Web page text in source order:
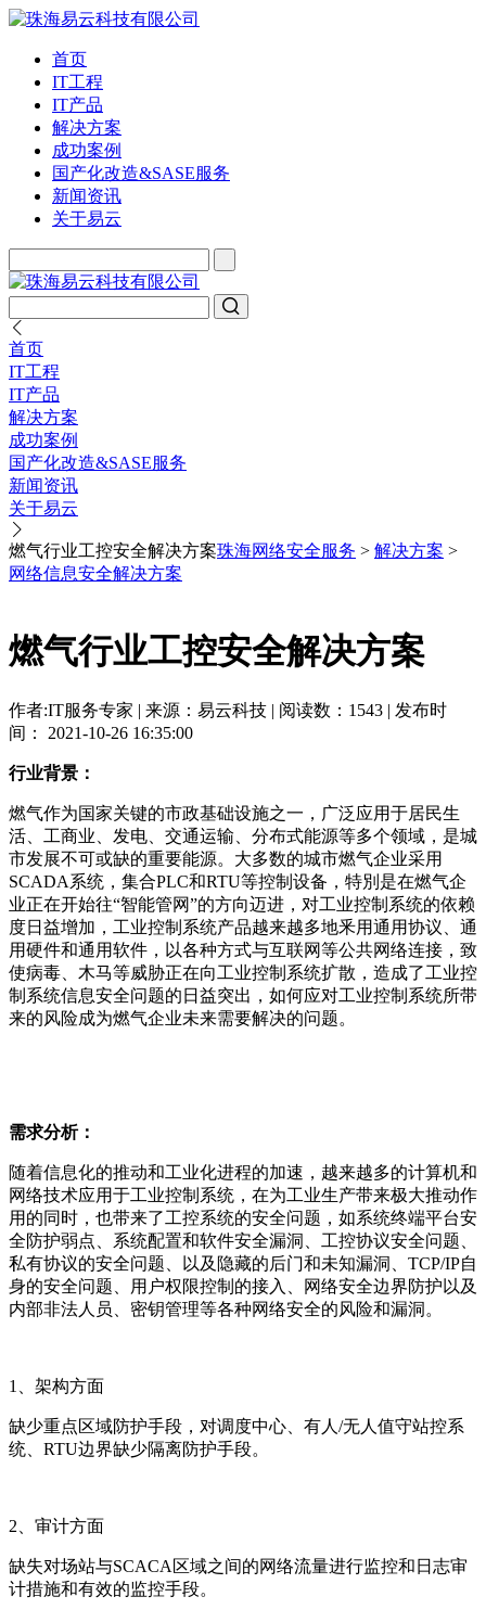
首页
IT工程
IT产品
解决方案
成功案例
国产化改造&SASE服务
新闻资讯
关于易云
首页
IT工程
IT产品
解决方案
成功案例
国产化改造&SASE服务
新闻资讯
关于易云
燃气行业工控安全解决方案珠海网络安全服务 > 解决方案 >
网络信息安全解决方案
燃气行业工控安全解决方案
作者:IT服务专家 | 来源：易云科技 | 阅读数：1543 | 发布时
间： 2021-10-26 16:35:00
行业背景：
燃气作为国家关键的市政基础设施之一，广泛应用于居民生
活、工商业、发电、交通运输、分布式能源等多个领域，是城
市发展不可或缺的重要能源。大多数的城市燃气企业采用
SCADA系统，集合PLC和RTU等控制设备，特別是在燃气企
业正在开始往“智能管网”的方向迈进，对工业控制系统的依赖
度日益增加，工业控制系统产品越来越多地釆用通用协议、通
用硬件和通用软件，以各种方式与互联网等公共网络连接，致
使病毒、木马等威胁正在向工业控制系统扩散，造成了工业控
制系统信息安全问题的日益突出，如何应对工业控制系统所带
来的风险成为燃气企业未来需要解决的问题。
需求分析：
随着信息化的推动和工业化进程的加速，越来越多的计算机和
网络技术应用于工业控制系统，在为工业生产带来极大推动作
用的同时，也带来了工控系统的安全问题，如系统终端平台安
全防护弱点、系统配置和软件安全漏洞、工控协议安全问题、
私有协议的安全问题、以及隐藏的后门和未知漏洞、TCP/IP自
身的安全问题、用户权限控制的接入、网络安全边界防护以及
内部非法人员、密钥管理等各种网络安全的风险和漏洞。
1、架构方面
缺少重点区域防护手段，对调度中心、有人/无人值守站控系
统、RTU边界缺少隔离防护手段。
2、审计方面
缺失对场站与SCACA区域之间的网络流量进行监控和日志审
计措施和有效的监控手段。